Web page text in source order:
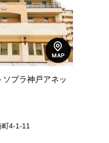
プラ神戸アネッ
4-1-11